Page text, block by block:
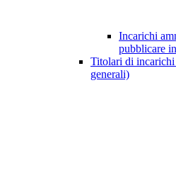
Incarichi
pubblicare
Titolari di
generali)